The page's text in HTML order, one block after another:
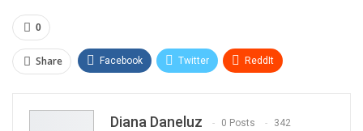
0
Share Facebook Twitter ReddIt
Diana Daneluz 0 Posts 342